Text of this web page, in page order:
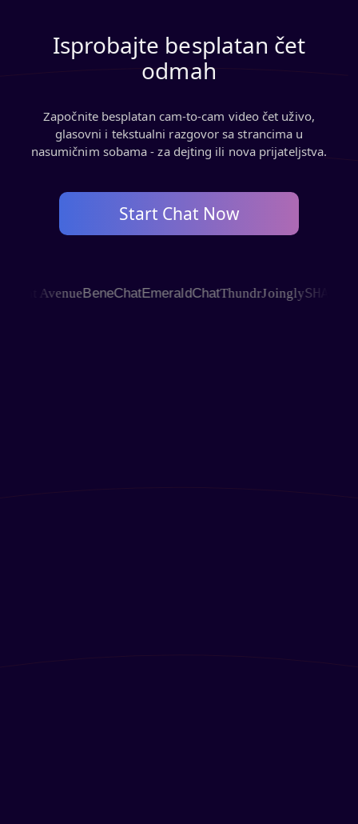
Isprobajte besplatan čet
odmah
Započnite besplatan cam‑to‑cam video čet uživo,
glasovni i tekstualni razgovor sa strancima u
nasumičnim sobama - za dejting ili nova prijateljstva.
Start Chat Now
AvenueBeneChatEmeraldChatThundrJoinglySHAGLE